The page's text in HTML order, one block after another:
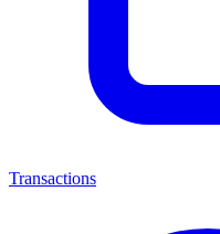
Transactions